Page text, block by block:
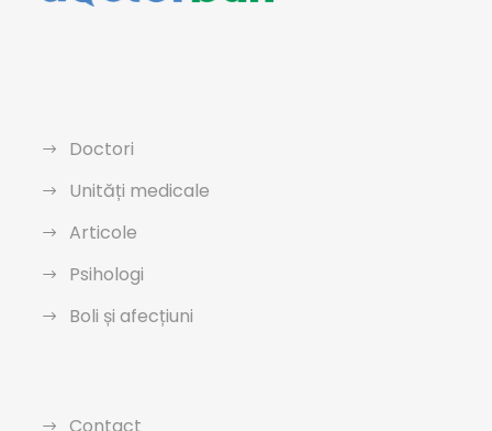
Doctori
Unități medicale
Articole
Psihologi
Boli și afecțiuni
Contact